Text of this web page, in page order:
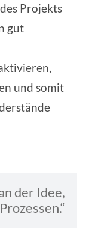
Projekts
gut
und somit
der Idee,